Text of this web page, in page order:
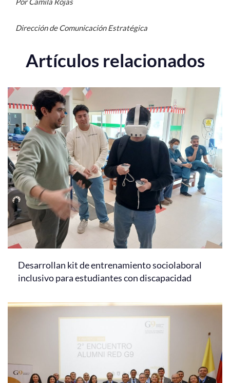
Dirección de Comunicación Estratégica
Artículos relacionados
Desarrollan kit de entrenamiento sociolaboral
inclusivo para estudiantes con discapacidad